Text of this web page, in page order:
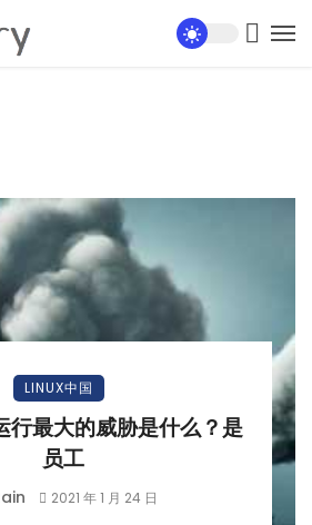
LINUX中国
行最大的威胁是什么？是
员工
2021 年 1 月 24 日